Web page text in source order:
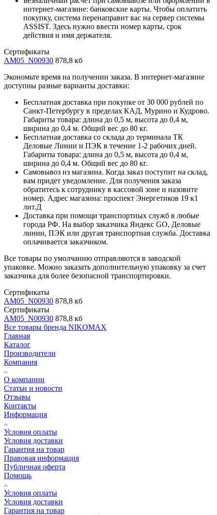
интернет-магазине: банковские карты. Чтобы оплатить
покупку, система перенаправит вас на сервер системы
ASSIST. Здесь нужно ввести номер карты, срок
действия и имя держателя.
Сертификаты
AM05_N00930 878,8 кб
Экономьте время на получении заказа. В интернет-магазине
доступны разные варианты доставки:
Бесплатная доставка при покупке от 30 000 рублей по
Санкт-Петербургу в пределах КАД, Мурино и Кудрово.
Габариты товара: длина до 0,5 м, высота до 0,4 м,
ширина до 0,4 м. Общий вес до 80 кг.
Бесплатная доставка со склада до терминала ТК
Деловые Линии и ПЭК в течение 1-2 рабочих дней.
Габариты товара: длина до 0,5 м, высота до 0,4 м,
ширина до 0,4 м. Общий вес до 80 кг.
Самовывоз из магазина. Когда заказ поступит на склад,
вам придет уведомление. Для получения заказа
обратитесь к сотруднику в кассовой зоне и назовите
номер. Адрес магазина: проспект Энергетиков 19 к1
лит.Д
Доставка при помощи транспортных служб в любые
города РФ. На выбор заказчика Яндекс GO, Деловые
линии, ПЭК или другая транспортная служба. Доставка
оплачивается заказчиком.
Все товары по умолчанию отправляются в заводской
упаковке. Можно заказать дополнительную упаковку за счет
заказчика для более безопасной транспортировки.
Сертификаты
AM05_N00930 878,8 кб
Сертификаты
AM05_N00930 878,8 кб
Все товары бренда NIKOMAX
Главная
Каталог
Производители
Компания
О компании
Статьи и новости
Отзывы
Контакты
Информация
Условия оплаты
Условия доставки
Гарантия на товар
Правовая информация
Публичная оферта
Помощь
Условия оплаты
Условия доставки
Гарантия на товар